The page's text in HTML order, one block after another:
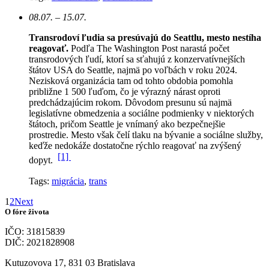
08.07. – 15.07.
Transrodoví ľudia sa presúvajú do Seattlu, mesto nestíha
reagovať. Podľa The Washington Post narastá počet
transrodových ľudí, ktorí sa sťahujú z konzervatívnejších
štátov USA do Seattle, najmä po voľbách v roku 2024.
Nezisková organizácia tam od tohto obdobia pomohla
približne 1 500 ľuďom, čo je výrazný nárast oproti
predchádzajúcim rokom. Dôvodom presunu sú najmä
legislatívne obmedzenia a sociálne podmienky v niektorých
štátoch, pričom Seattle je vnímaný ako bezpečnejšie
prostredie. Mesto však čelí tlaku na bývanie a sociálne služby,
keďže nedokáže dostatočne rýchlo reagovať na zvýšený
dopyt. [1]
Tags: migrácia, trans
1 2Next
O fóre života
IČO: 31815839
DIČ: 2021828908
Kutuzovova 17, 831 03 Bratislava